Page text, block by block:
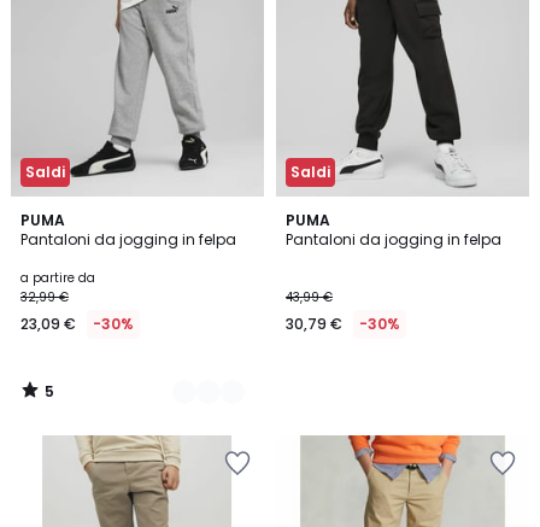
Saldi
PUMA
Pantaloni da jogging in felpa
a partire da
32,99 €
23,09 € -30%
5
/
3
Colori
5
/
Saldi
PUMA
Pantaloni da jogging in felpa
43,99 €
30,79 € -30%